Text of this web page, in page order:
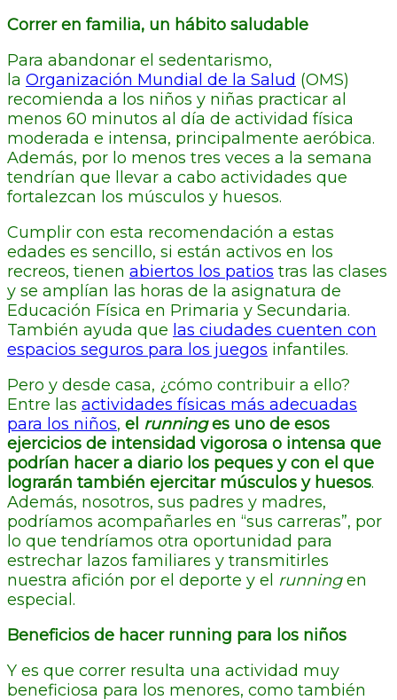
Correr en familia, un hábito saludable
Para abandonar el sedentarismo,
la Organización Mundial de la Salud (OMS)
recomienda a los niños y niñas practicar al
menos 60 minutos al día de actividad física
moderada e intensa, principalmente aeróbica.
Además, por lo menos tres veces a la semana
tendrían que llevar a cabo actividades que
fortalezcan los músculos y huesos.
Cumplir con esta recomendación a estas
edades es sencillo, si están activos en los
recreos, tienen abiertos los patios tras las clases
y se amplían las horas de la asignatura de
Educación Física en Primaria y Secundaria.
También ayuda que las ciudades cuenten con
espacios seguros para los juegos infantiles.
Pero y desde casa, ¿cómo contribuir a ello?
Entre las actividades físicas más adecuadas
para los niños, el runninges uno de esos
ejercicios de intensidad vigorosa o intensa que
podrían hacer a diario los peques y con el que
lograrán también ejercitar músculos y huesos.
Además, nosotros, sus padres y madres,
podríamos acompañarles en “sus carreras”, por
lo que tendríamos otra oportunidad para
estrechar lazos familiares y transmitirles
nuestra afición por el deporte y el runningen
especial.
Beneficios de hacer running para los niños
Y es que correr resulta una actividad muy
beneficiosa para los menores, como también